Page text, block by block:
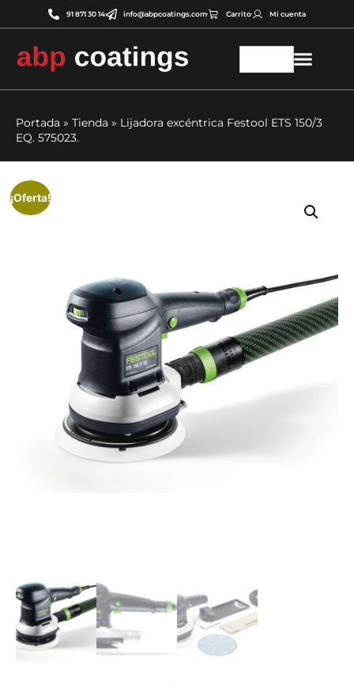
91 871 30 14 info@abpcoatings.com Carrito Mi cuenta
Portada » Tienda » Lijadora excéntrica Festool ETS 150/3
EQ. 575023.
¡Oferta!